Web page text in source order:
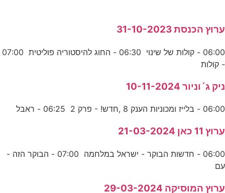
ערוץ הכנסת 31-10-2023
06:00 - קולות של שינוי 06:30 - החוג להיסטוריה פוליטית 07:00
- קולות
ניק ג´וניור 10-11-2024
06:00 - בלייז ומכוניות הענק 8 ,חדש! - פרק 2 06:25 - ראבל
ערוץ 11 כאן 21-03-2024
06:00 - חדשות הבוקר - ישראל במלחמה 07:00 - הבוקר הזה -
עם
ערוץ המוסיקה 29-03-2024